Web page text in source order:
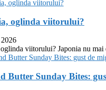
oglinda viitorului?
viitorului? Japonia nu
Butter Sunday Bites: